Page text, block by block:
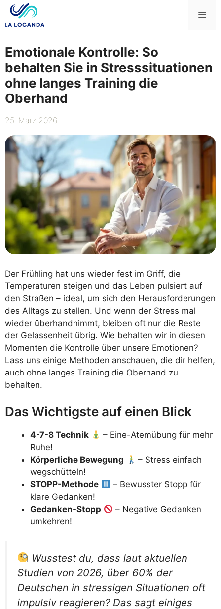
Zum
Inhalt
Emotionale Kontrolle: So
behalten Sie in Stresssituationen
ohne langes Training die
Oberhand
25. März 2026
Der Frühling hat uns wieder fest im Griff, die
Temperaturen steigen und das Leben pulsiert auf
den Straßen – ideal, um sich den Herausforderungen
des Alltags zu stellen. Und wenn der Stress mal
wieder überhandnimmt, bleiben oft nur die Reste
der Gelassenheit übrig. Wie behalten wir in diesen
Momenten die Kontrolle über unsere Emotionen?
Lass uns einige Methoden anschauen, die dir helfen,
auch ohne langes Training die Oberhand zu
behalten.
Das Wichtigste auf einen Blick
4-7-8 Technik
– Eine-Atemübung für mehr
Ruhe!
Körperliche Bewegung
– Stress einfach
wegschütteln!
STOPP-Methode
– Bewusster Stopp für
klare Gedanken!
Gedanken-Stopp
– Negative Gedanken
umkehren!
Wusstest du, dass laut aktuellen
Studien von 2026, über 60% der
Deutschen in stressigen Situationen oft
impulsiv reagieren? Das sagt einiges